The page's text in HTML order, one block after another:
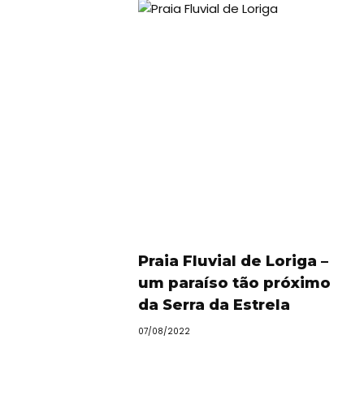
Praia Fluvial de Loriga –
um paraíso tão próximo
da Serra da Estrela
07/08/2022